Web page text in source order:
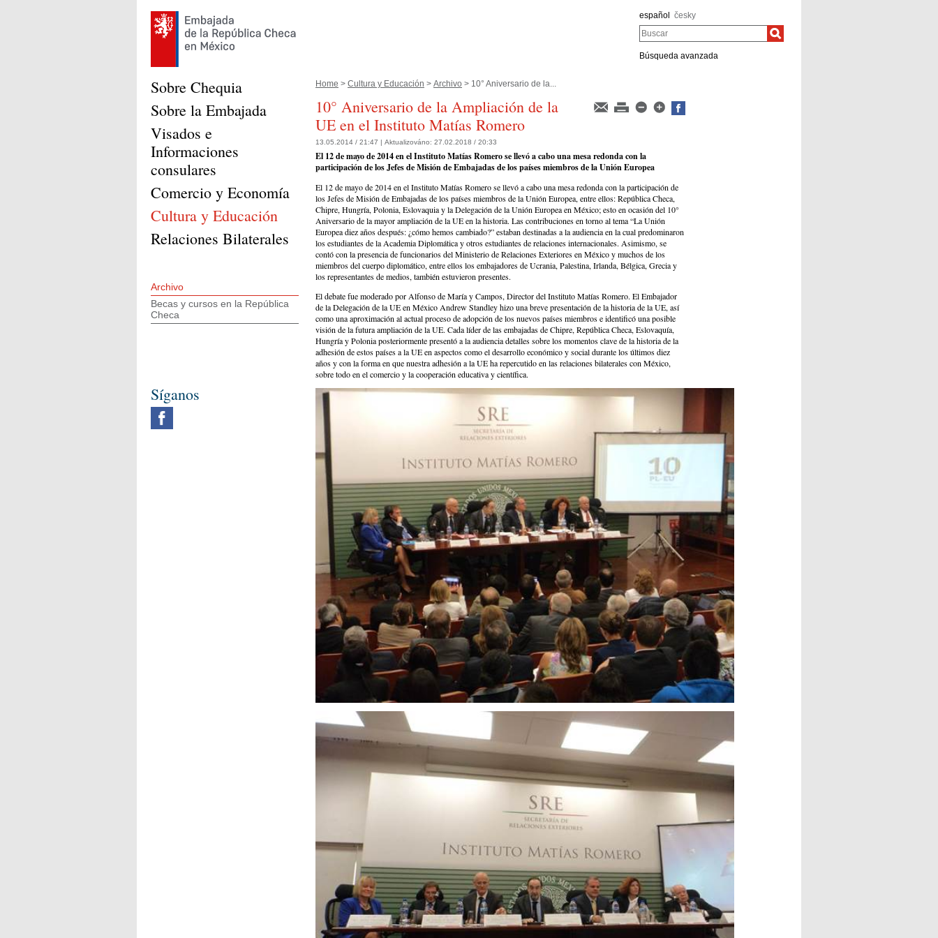
español česky
Buscar
Búsqueda avanzada
Home > Cultura y Educación > Archivo > 10° Aniversario de la...
10° Aniversario de la Ampliación de la
UE en el Instituto Matías Romero
13.05.2014 / 21:47 | Aktualizováno: 27.02.2018 / 20:33
El 12 de mayo de 2014 en el Instituto Matías Romero se llevó a cabo una mesa redonda con la
participación de los Jefes de Misión de Embajadas de los países miembros de la Unión Europea
El 12 de mayo de 2014 en el Instituto Matías Romero se llevó a cabo una mesa redonda con la participación de
los Jefes de Misión de Embajadas de los países miembros de la Unión Europea, entre ellos: República Checa,
Chipre, Hungría, Polonia, Eslovaquia y la Delegación de la Unión Europea en México; esto en ocasión del 10°
Aniversario de la mayor ampliación de la UE en la historia. Las contribuciones en torno al tema “La Unión
Europea diez años después: ¿cómo hemos cambiado?” estaban destinadas a la audiencia en la cual predominaron
los estudiantes de la Academia Diplomática y otros estudiantes de relaciones internacionales. Asimismo, se
contó con la presencia de funcionarios del Ministerio de Relaciones Exteriores en México y muchos de los
miembros del cuerpo diplomático, entre ellos los embajadores de Ucrania, Palestina, Irlanda, Bélgica, Grecia y
los representantes de medios, también estuvieron presentes.
El debate fue moderado por Alfonso de María y Campos, Director del Instituto Matías Romero. El Embajador
de la Delegación de la UE en México Andrew Standley hizo una breve presentación de la historia de la UE, así
como una aproximación al actual proceso de adopción de los nuevos países miembros e identificó una posible
visión de la futura ampliación de la UE. Cada líder de las embajadas de Chipre, República Checa, Eslovaquía,
Hungría y Polonia posteriormente presentó a la audiencia detalles sobre los momentos clave de la historia de la
adhesión de estos países a la UE en aspectos como el desarrollo económico y social durante los últimos diez
años y con la forma en que nuestra adhesión a la UE ha repercutido en las relaciones bilaterales con México,
sobre todo en el comercio y la cooperación educativa y científica.
Sobre Chequia
Sobre la Embajada
Visados e
Informaciones
consulares
Comercio y Economía
Cultura y Educación
Relaciones Bilaterales
Archivo
Becas y cursos en la República
Checa
Síganos